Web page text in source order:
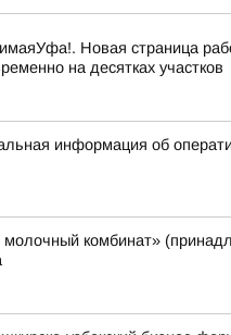
Новая страница
на десятках участков
информация об
комбинат»